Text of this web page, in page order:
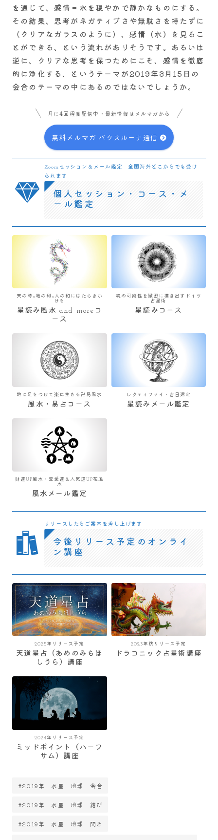
を通じて、感情＝水を穏やかで静かなものにする。
その結果、思考がネガティブさや無駄さを持たずに
（クリアなガラスのように）、感情（水）を見るこ
とができる、という流れがありそうです。あるいは
逆に、クリアな思考を保つためにこそ、感情を徹底
的に浄化する、というテーマが2019年3月15日の
会合のテーマの中にあるのではないでしょうか。
月に4回程度配信中・最新情報はメルマガから
無料メルマガ パクスルーナ通信
Zoomセッション＆メール鑑定 全国海外どこからでも受け
られます
個人セッション・コース・メ
ール鑑定
天の時×地の利×人の和にはたらきか
ける
星読み風水 and moreコ
ース
魂の可能性を緻密に描き出すドイツ
占星術
星読みコース
地に足をつけて楽に生きる卍易風水
風水・易占コース
レクティファイ・吉日選定
星読みメール鑑定
財運UP風水・恋愛運＆人気運UP花風
水
風水メール鑑定
リリースしたらご案内を差し上げます
今後リリース予定のオンライ
ン講座
2025年リリース予定
天道星占（あめのみちほ
しうら）講座
2023年秋リリース予定
ドラコニック占星術講座
2024年リリース予定
ミッドポイント（ハーフ
サム）講座
#2019年 水星 地球 会合
#2019年 水星 地球 結び
#2019年 水星 地球 開き